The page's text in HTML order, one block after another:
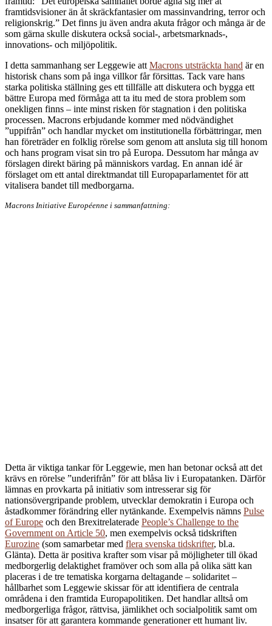
framtidsvisioner än åt skräckfantasier om massinvandring, terror och
religionskrig.ˮ Det finns ju även andra akuta frågor och många är de
som gärna skulle diskutera också social-, arbetsmarknads-,
innovations- och miljöpolitik.
I detta sammanhang ser Leggewie att Macrons utsträckta hand är en
historisk chans som på inga villkor får försittas. Tack vare hans
starka politiska ställning ges ett tillfälle att diskutera och bygga ett
bättre Europa med förmåga att ta itu med de stora problem som
onekligen finns – inte minst risken för stagnation i den politiska
processen. Macrons erbjudande kommer med nödvändighet
ˮuppifrånˮ och handlar mycket om institutionella förbättringar, men
han företräder en folklig rörelse som genom att ansluta sig till honom
och hans program visat sin tro på Europa. Dessutom har många av
förslagen direkt bäring på människors vardag. En annan idé är
förslaget om ett antal direktmandat till Europaparlamentet för att
vitalisera bandet till medborgarna.
Macrons Initiative Européenne i sammanfattning:
Detta är viktiga tankar för Leggewie, men han betonar också att det
krävs en rörelse ˮunderifrånˮ för att blåsa liv i Europatanken. Därför
lämnas en provkarta på initiativ som intresserar sig för
nationsövergripande problem, utvecklar demokratin i Europa och
åstadkommer förändring eller nytänkande. Exempelvis nämns Pulse
of Europe och den Brexitrelaterade People’s Challenge to the
Government on Article 50, men exempelvis också tidskriften
Eurozine (som samarbetar med flera svenska tidskrifter, bl.a.
Glänta). Detta är positiva krafter som visar på möjligheter till ökad
medborgerlig delaktighet framöver och som alla på olika sätt kan
placeras i de tre tematiska korgarna deltagande – solidaritet –
hållbarhet som Leggewie skissar för att identifiera de centrala
områdena i den framtida Europapolitiken. Det handlar alltså om
medborgerliga frågor, rättvisa, jämlikhet och socialpolitik samt om
insatser för att garantera kommande generationer ett humant liv.